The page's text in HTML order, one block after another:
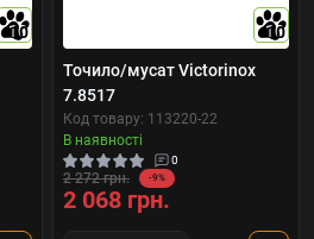
10
10
Точило/мусат Victorinox
7.8517
Код товару: 113220-22
В наявності
0
2 272 грн. -9%
2 068 грн.